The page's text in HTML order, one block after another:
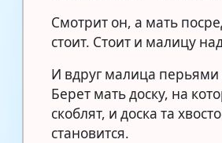
Смотрит он, а мать
стоит. Стоит и малицу
И вдруг малица перьями
Берет мать доску, на
скоблят, и доска та
становится.